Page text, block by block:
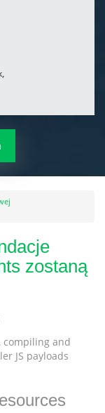
zostaną
compiling and
JS payloads